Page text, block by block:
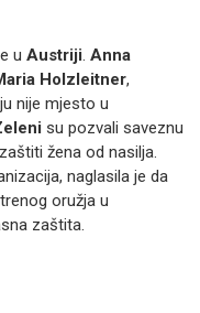
u Austriji. Anna
Holzleitner,
nije mjesto u
su pozvali saveznu
žena od nasilja.
naglasila je da
oružja u
zaštita.